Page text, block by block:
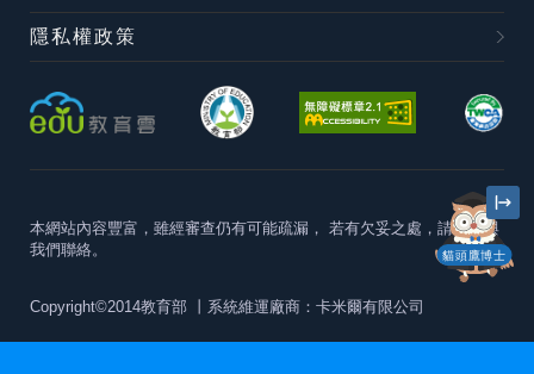
貓頭鷹博士
隱私權政策
本網站內容豐富，雖經審查仍有可能疏漏， 若有欠妥之處，請隨時與
我們聯絡。
Copyright©2014教育部 丨系統維運廠商：卡米爾有限公司